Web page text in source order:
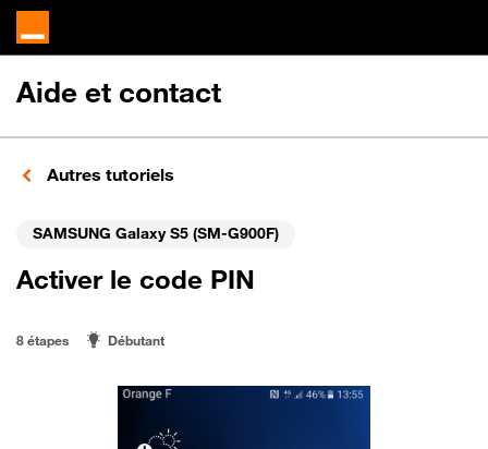
Aide et contact
Autres tutoriels
SAMSUNG Galaxy S5 (SM-G900F)
Activer le code PIN
8 étapes Débutant